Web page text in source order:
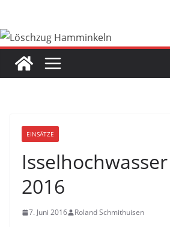
springen
EINSÄTZE
2016
7. Juni 2016 Roland Schmithuisen